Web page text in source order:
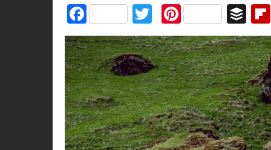
F
a
c
e
b
o
o
T
w
itt
er
Pi
nt
er
e
st
B
uf
f
er